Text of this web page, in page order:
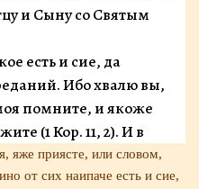
и Сыну со Святым
Ибо хвалю вы,
помните, и якоже
(1 Кор. 11, 2). И в
яже приясте, или словом,
от сих наипаче есть и сие,